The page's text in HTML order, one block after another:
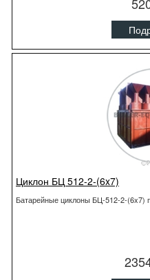
Циклон БЦ 512-2-(6x7)
Батарейные циклоны БЦ-512-2-(6x7)